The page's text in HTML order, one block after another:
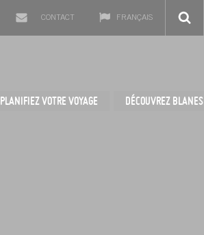
CONTACT FRANÇAIS
PLANIFIEZ VOTRE VOYAGE DÉCOUVREZ BLANES